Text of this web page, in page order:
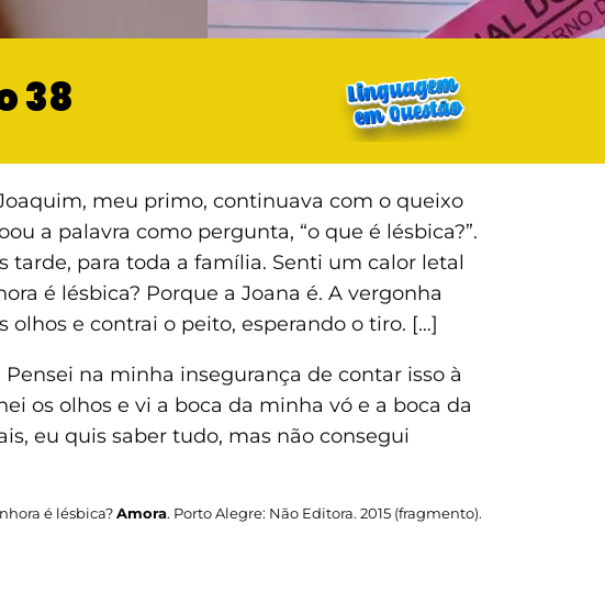
38
meu primo, continuava com o queixo
a palavra como pergunta, “o que é lésbica?”.
para toda a família. Senti um calor letal
é lésbica? Porque a Joana é. A vergonha
e contrai o peito, esperando o tiro. […]
na minha insegurança de contar isso à
os olhos e vi a boca da minha vó e a boca da
eu quis saber tudo, mas não consegui
é lésbica?Amora. Porto Alegre: Não Editora. 2015 (fragmento).